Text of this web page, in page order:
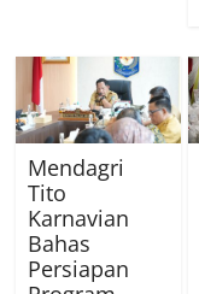
Mendagri
Tito
Karnavian
Bahas
Persiapan